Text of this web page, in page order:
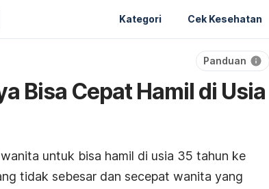
Kategori Cek Kesehatan
Panduan
Bisa Cepat Hamil di Usia
untuk bisa hamil di usia 35 tahun ke
tidak sebesar dan secepat wanita yang